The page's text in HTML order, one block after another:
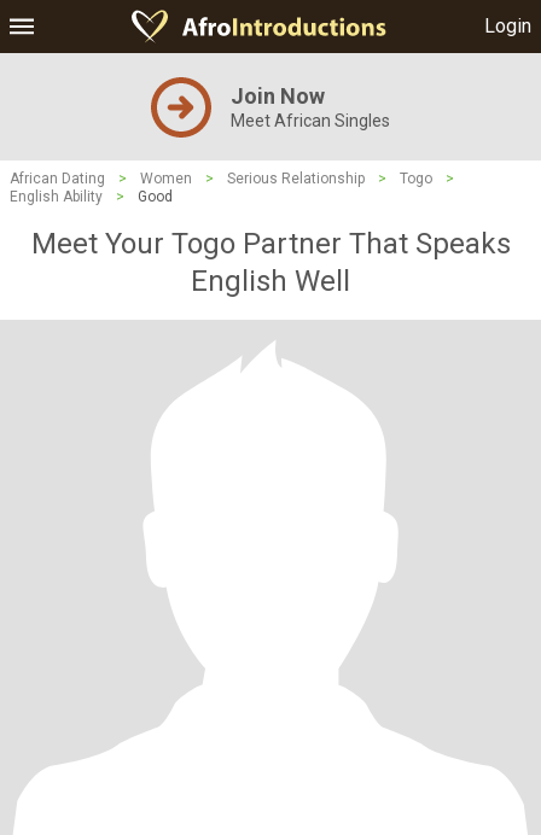
Login
Join Now
Meet African Singles
African Dating > Women > Serious Relationship > Togo
>
English Ability
> Good
Meet Your Togo Partner That Speaks
English Well